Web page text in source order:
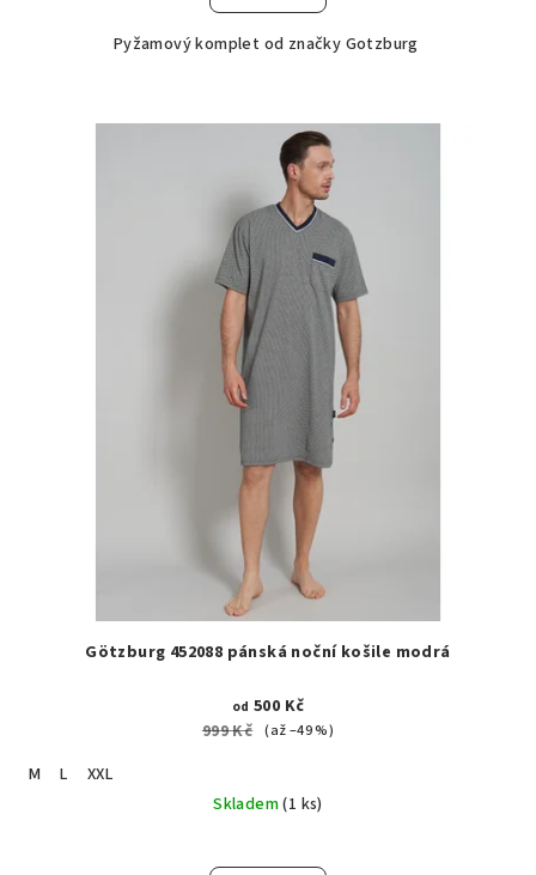
Pyžamový komplet od značky Gotzburg
Götzburg 452088 pánská noční košile modrá
od 500 Kč
999 Kč (až –49 %)
M L
XXL
Skladem(1 ks)